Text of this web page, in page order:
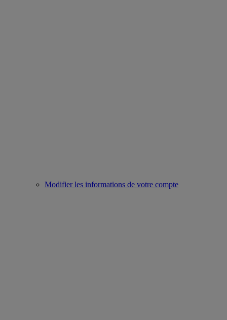
Modifier les informations de votre compte